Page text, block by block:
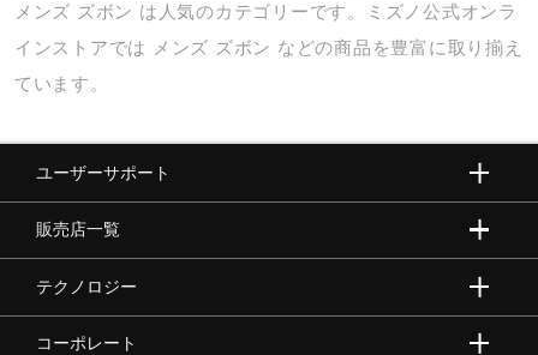
メンズ ズボン は人気のカテゴリーです。ミズノ公式オンラ
インストアでは
メンズ ズボン などの商品を豊富に取り揃え
ています。
ユーザーサポート
販売店一覧
テクノロジー
コーポレート